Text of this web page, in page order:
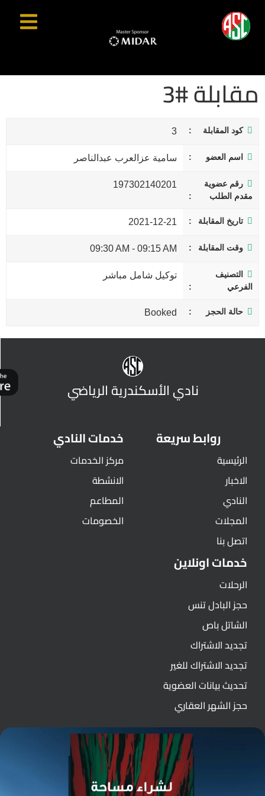
مقابلة #3
كود المقابلة 3
اسم العضو سامية عزالعرب عبدالناصر
رقم عضوية
مقدم الطلب
197302140201
تاريخ المقابلة 2021-12-21
وقت المقابلة 09:15 AM
-
09:30 AM
التصنيف
الفرعي
توكيل شامل مباشر
حالة الحجز Booked
نادي الأسكندرية الرياضي
روابط سريعة
الرئيسية
الاخبار
النادي
المجلات
اتصل بنا
خدمات النادي
مركز الخدمات
الانشطة
المطاعم
الخصومات
خدمات اونلاين
الرحلات
حجز البادل تنس
الشاتل باص
تجديد الاشتراك
تجديد الاشتراك للغير
تحديث بيانات العضوية
حجز الشهر العقاري